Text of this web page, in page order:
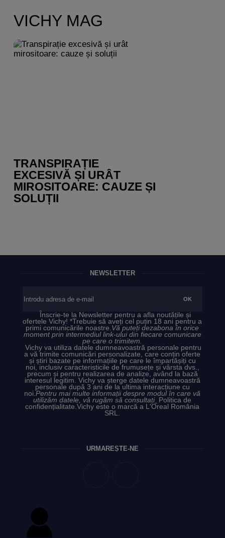
VICHY MAG
TRANSPIRAȚIE
EXCESIVĂ ȘI URÂT
MIROSITOARE: CAUZE ȘI
SOLUȚII
NEWSLETTER
Înscrie-te la Newsletter pentru a afla noutățile și
ofertele Vichy! *Trebuie să aveți cel puțin 18 ani pentru a
primi comunicările noastre.Vă puteți dezabona în orice
moment prin intermediul link-ului din fiecare comunicare
pe care o trimitem.
Vichy va utiliza datele dumneavoastră personale pentru
a vă trimite comunicări personalizate, care conțin oferte
și știri bazate pe informațiile pe care le împartășiți cu
noi, inclusiv caracteristicile de frumusețe și vârsta dvs.,
precum și pentru realizarea de analize, având la bază
interesul legitim. Vichy va șterge datele dumneavoastră
personale după 3 ani de la ultima interacțiune cu
noi.Pentru mai multe informații despre modul în care vă
utilizăm datele, vă rugăm să consultați
Politica de
confidențialitate.Vichy este o marcă a L'Oreal România
SRL.
URMĂREȘTE-NE